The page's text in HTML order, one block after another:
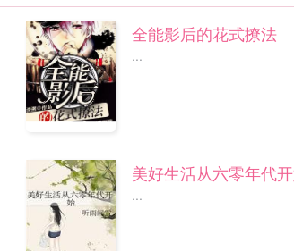
全能影后的花式撩法
...
美好生活从六零年代
...